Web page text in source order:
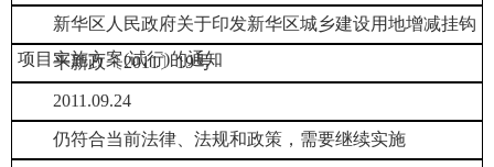
新华区人民政府关于印发新华区城乡建设用地增减挂钩
项目实施方案(试行)的通知
平新政〔2011〕19号
2011.09.24
仍符合当前法律、法规和政策，需要继续实施